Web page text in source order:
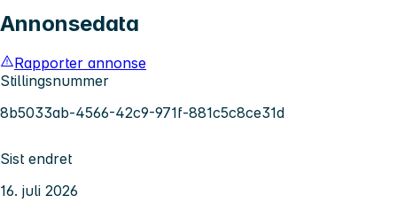
Annonsedata
Rapporter annonse
Stillingsnummer
8b5033ab-4566-42c9-971f-881c5c8ce31d
Sist endret
16. juli 2026